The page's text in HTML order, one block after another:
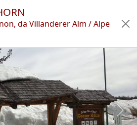
en
?
Alpen
Ostkamm
da Villanderer Alm / Alpe
Next